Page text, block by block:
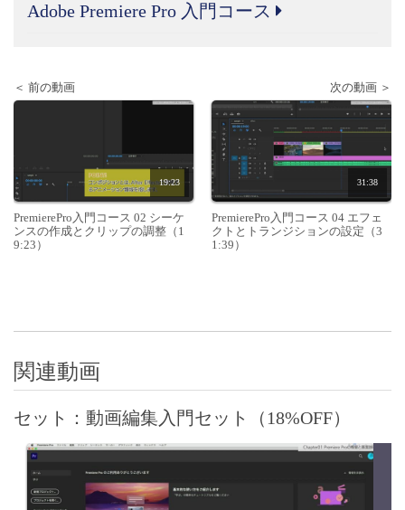
Adobe Premiere Pro 入門コース
＜ 前の動画
19:23
PremierePro入門コース 02 シーケ
ンスの作成とクリップの調整（1
9:23）
次の動画 ＞
31:38
PremierePro入門コース 04 エフェ
クトとトランジションの設定（3
1:39）
関連動画
セット：動画編集入門セット（18%OFF）